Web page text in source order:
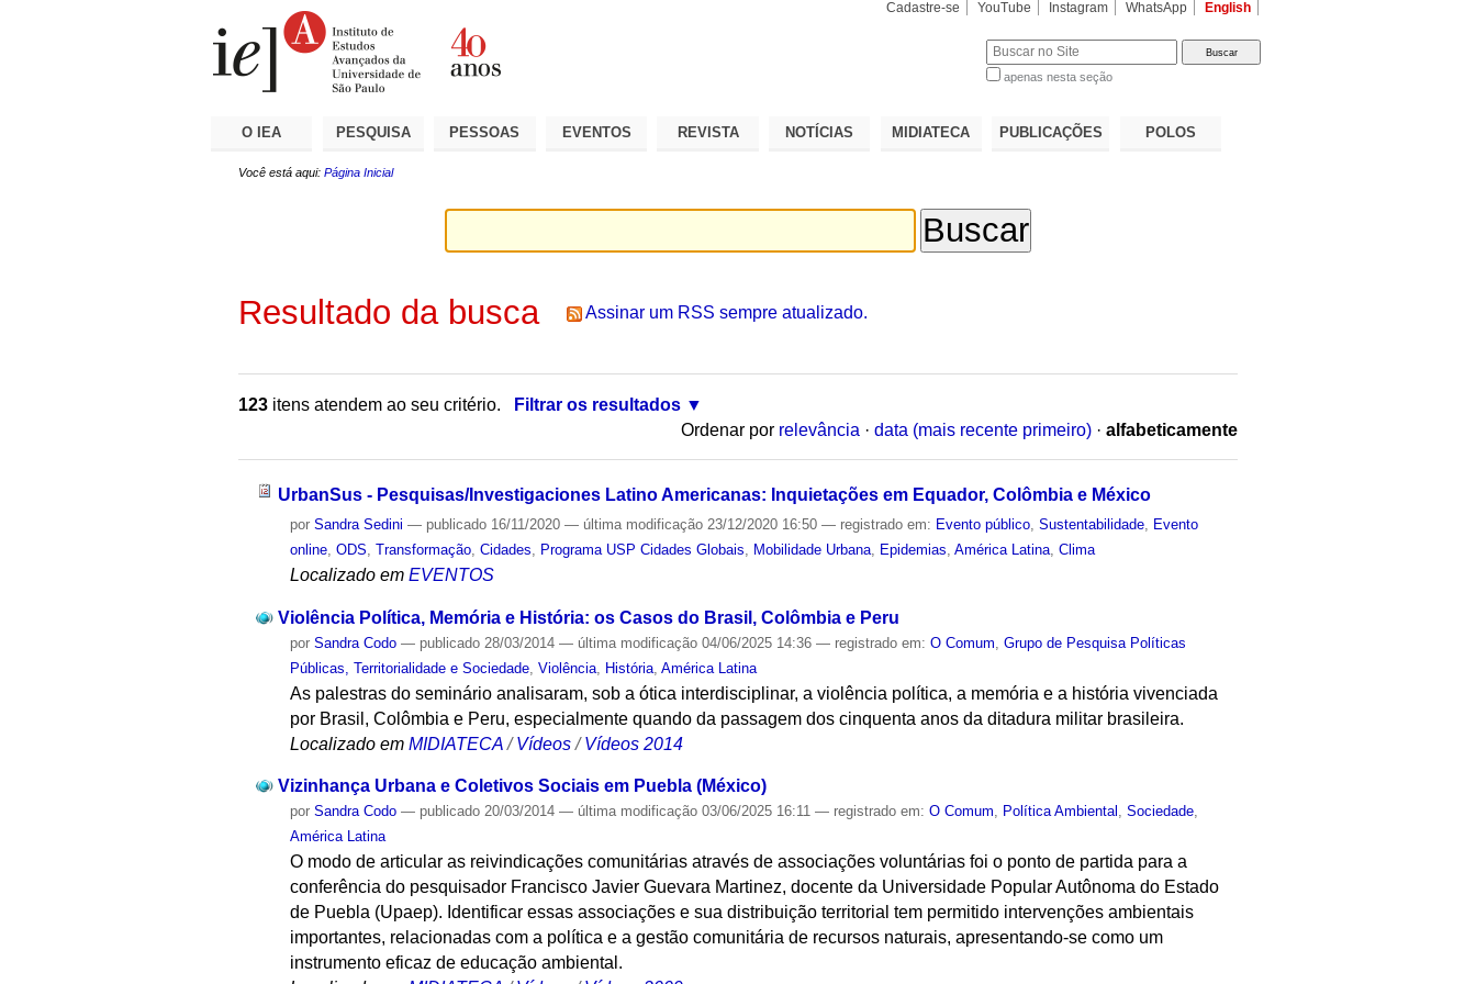
Cadastre-se YouTube Instagram WhatsApp English
apenas nesta seção
O IEA PESQUISA PESSOAS EVENTOS REVISTA NOTÍCIAS MIDIATECA PUBLICAÇÕES POLOS
Você está aqui: Página Inicial
Resultado da busca Assinar um RSS sempre atualizado.
123 itens atendem ao seu critério.
Filtrar os resultados
Ordenar por relevância · data (mais recente primeiro) · alfabeticamente
UrbanSus - Pesquisas/Investigaciones Latino Americanas: Inquietações em Equador, Colômbia e México
porSandra Sedini — publicado 16/11/2020— última modificação 23/12/2020 16:50— registrado em: Evento público ,Sustentabilidade
Evento
online ,ODS ,Transformação ,Cidades Programa USP Cidades Globais Mobilidade Urbana Epidemias ,América Latina ,Clima
Localizado em EVENTOS
Violência Política, Memória e História: os Casos do Brasil, Colômbia e Peru
porSandra Codo — publicado 28/03/2014— última modificação 04/06/2025 14:36— registrado em:O Comum ,Grupo de Pesquisa Políticas
Públicas, Territorialidade e Sociedade ,Violência História ,América Latina
As palestras do seminário analisaram, sob a ótica interdisciplinar, a violência política, a memória e a história vivenciada
por Brasil, Colômbia e Peru, especialmente quando da passagem dos cinquenta anos da ditadura militar brasileira.
Localizado em MIDIATECA /Vídeos /Vídeos 2014
Vizinhança Urbana e Coletivos Sociais em Puebla (México)
porSandra Codo — publicado 20/03/2014— última modificação 03/06/2025 16:11— registrado em:O Comum, Política Ambiental ,Sociedade,
América Latina
O modo de articular as reivindicações comunitárias através de associações voluntárias foi o ponto de partida para a
conferência do pesquisador Francisco Javier Guevara Martinez, docente da Universidade Popular Autônoma do Estado
de Puebla (Upaep). Identificar essas associações e sua distribuição territorial tem permitido intervenções ambientais
importantes, relacionadas com a política e a gestão comunitária de recursos naturais, apresentando-se como um
instrumento eficaz de educação ambiental.